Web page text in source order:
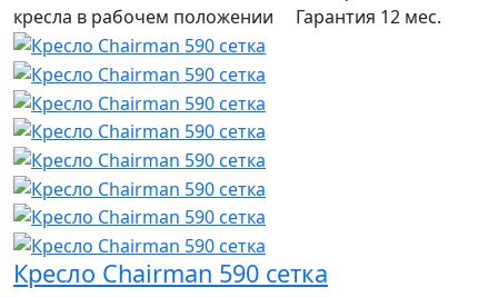
кресла в рабочем положении Гарантия 12 мес.
Кресло Chairman 590 сетка